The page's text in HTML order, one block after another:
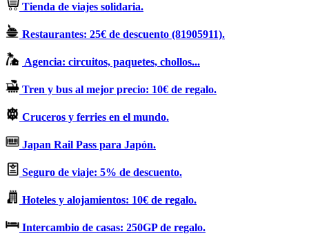
Tienda de viajes solidaria.
Restaurantes: 25€ de descuento (81905911).
Agencia: circuitos, paquetes, chollos...
Tren y bus al mejor precio: 10€ de regalo.
Cruceros y ferries en el mundo.
Japan Rail Pass para Japón.
Seguro de viaje: 5% de descuento.
Hoteles y alojamientos: 10€ de regalo.
Intercambio de casas: 250GP de regalo.